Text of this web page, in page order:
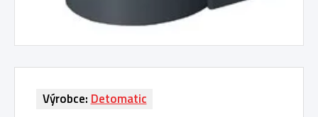
Výrobce:Detomatic